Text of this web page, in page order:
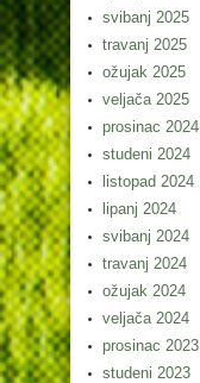
svibanj 2025
travanj 2025
ožujak 2025
veljača 2025
prosinac 2024
studeni 2024
listopad 2024
lipanj 2024
svibanj 2024
travanj 2024
ožujak 2024
veljača 2024
prosinac 2023
studeni 2023